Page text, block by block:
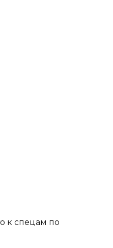
к спецам по